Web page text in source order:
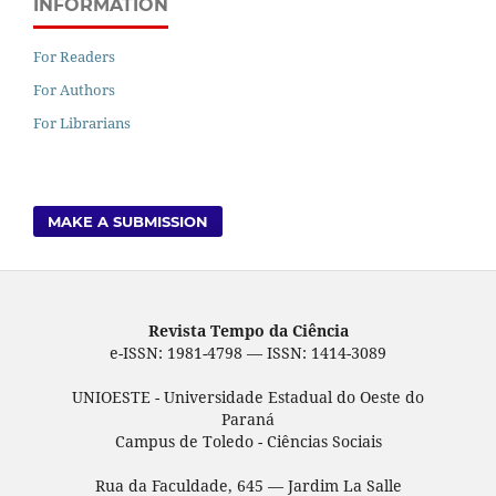
INFORMATION
For Readers
For Authors
For Librarians
MAKE A SUBMISSION
Revista Tempo da Ciência
e-ISSN: 1981-4798 — ISSN: 1414-3089
UNIOESTE - Universidade Estadual do Oeste do
Paraná
Campus de Toledo - Ciências Sociais
Rua da Faculdade, 645 — Jardim La Salle